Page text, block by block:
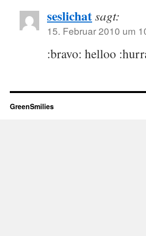
seslichatsagt:
15. Februar 2010 um
:bravo: helloo
GreenSmilies